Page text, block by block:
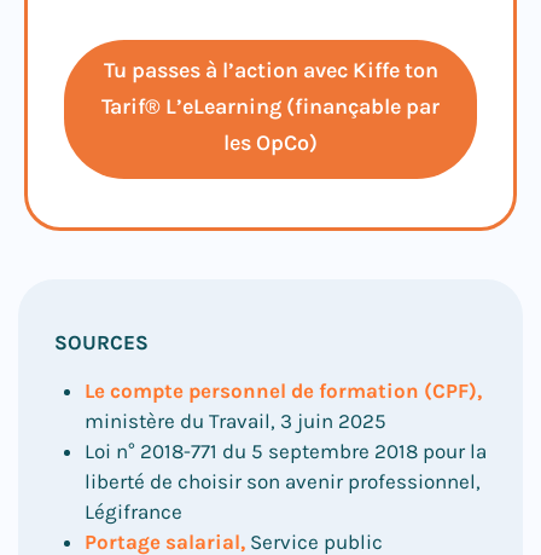
Tu passes à l’action avec Kiffe ton
Tarif® L’eLearning (finançable par
les OpCo)
SOURCES
Le compte personnel de formation (CPF),
ministère du Travail, 3 juin 2025
Loi n° 2018-771 du 5 septembre 2018 pour la
liberté de choisir son avenir professionnel,
Légifrance
Portage salarial, Service public